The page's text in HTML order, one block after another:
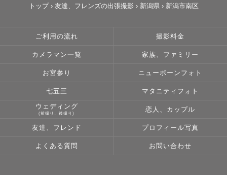
トップ› 友達、フレンズの出張撮影 › 新潟県› 新潟市南区
ご利用の流れ 撮影料金
カメラマン一覧 家族、ファミリー
お宮参り ニューボーンフォト
七五三 マタニティフォト
ウェディング
(前撮り、後撮り)
恋人、カップル
友達、フレンド プロフィール写真
よくある質問 お問い合わせ